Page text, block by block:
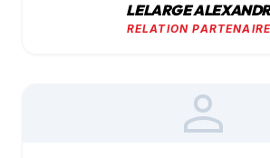
LELARGE
RELATION
person